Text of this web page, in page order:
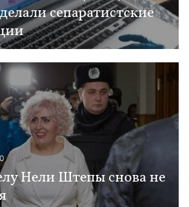
сепаратистские
Нели Штепы снова не